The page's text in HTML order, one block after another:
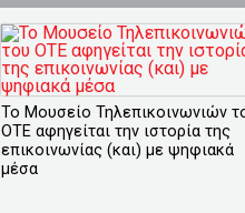
To Μουσείο Τηλεπικοινωνιών
ΟΤΕ αφηγείται την ιστορία της
επικοινωνίας (και) με ψηφιακά
μέσα